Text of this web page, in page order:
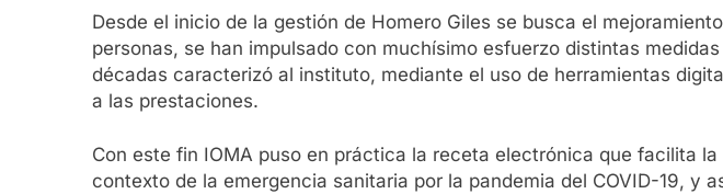
Desde el inicio de la gestión de Homero Giles se busca el
personas, se han impulsado con muchísimo esfuerzo distintas
décadas caracterizó al instituto, mediante el uso de herramientas
a las prestaciones.
Con este fin IOMA puso en práctica la receta electrónica que facilita
contexto de la emergencia sanitaria por la pandemia del COVID-19, y